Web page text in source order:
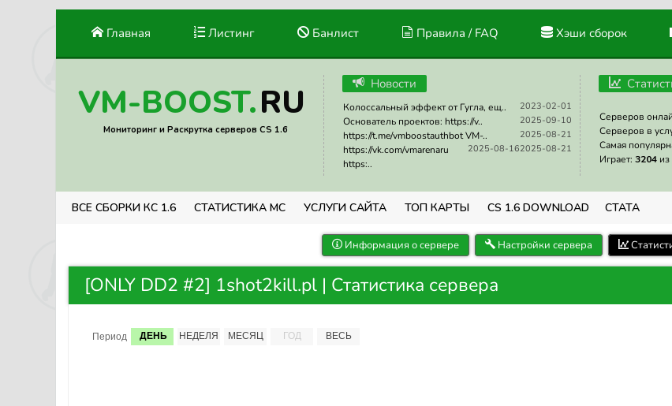
Главная Листинг Банлист Правила / FAQ Хэши сборок
VM-BOOST.RU
Мониторинг и Раскрутка серверов CS 1.6
Новости
2023-02-01
Колоссальный эффект от Гугла, ещ..
2025-09-10
Основатель проектов: https://v..
2025-08-21
https://t.me/vmboostauthbot VM-..
2025-08-21
2025-08-16
https://vk.com/vmarenaru
https:..
Серверов
Серверов в
Самая
Играет: 3204
ВСЕ СБОРКИ КС 1.6 СТАТИСТИКА МС УСЛУГИ САЙТА ТОП КАРТЫ CS 1.6 DOWNLOAD СТАТА
Информация о сервере Настройки сервера
[ONLY DD2 #2] 1shot2kill.pl | Статистика сервера
Период ДЕНЬ НЕДЕЛЯ МЕСЯЦ ГОД ВЕСЬ